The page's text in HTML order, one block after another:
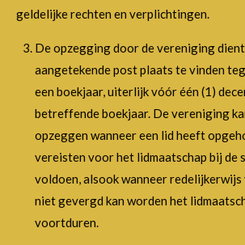
geldelijke rechten en verplichtingen.
De opzegging door de vereniging
aangetekende post plaats te vinden
een boekjaar, uiterlijk vóór één (1)
betreffende boekjaar. De vereniging
opzeggen wanneer een lid heeft
vereisten voor het lidmaatschap bij de
voldoen, alsook wanneer
niet gevergd kan worden het
voortduren.